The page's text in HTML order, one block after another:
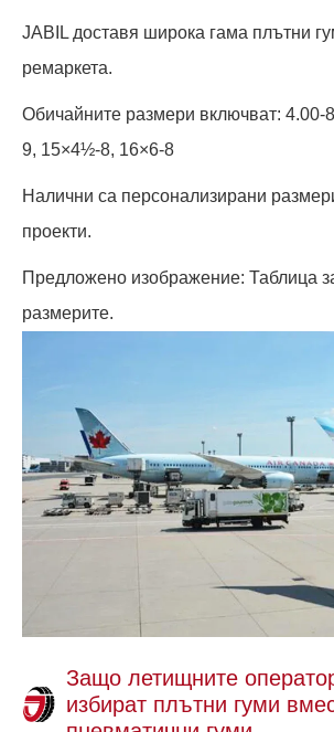
JABIL доставя широка гама плътни
ремаркета.
Обичайните размери включват: 4.00-
9, 15×4½-8, 16×6-8
Налични са персонализирани
проекти.
Предложено изображение: Таблица
размерите.
Защо летищните
избират плътни гуми